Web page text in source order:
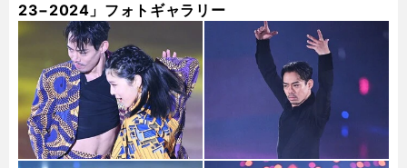
23−2024」フォトギャラリー